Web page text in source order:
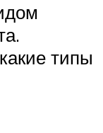
типы